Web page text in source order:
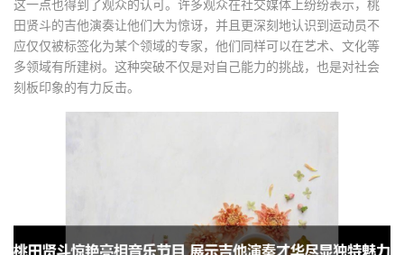
这一点也得到了观众的认可。许多观众在社交媒体上纷纷表示，桃
田贤斗的吉他演奏让他们大为惊讶，并且更深刻地认识到运动员不
应仅仅被标签化为某个领域的专家，他们同样可以在艺术、文化等
多领域有所建树。这种突破不仅是对自己能力的挑战，也是对社会
刻板印象的有力反击。